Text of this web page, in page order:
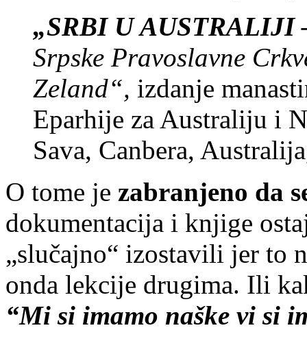
„SRBI U AUSTRALIJI
Srpske Pravoslavne
Zeland“, izdanje
Eparhije za Australiju i
Sava, Canbera,
O tome je zabranjeno da
dokumentacija i knjige
„slučajno“ izostavili jer to
onda lekcije drugima. Ili
“Mi si imamo naške vi si